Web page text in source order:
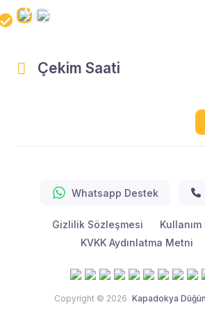
0₺5000₺
Çekim Saati
Whatsapp Destek
Gizlilik Sözleşmesi
Kullanım
KVKK Aydınlatma Metni
Copyright © 2026 Kapadokya